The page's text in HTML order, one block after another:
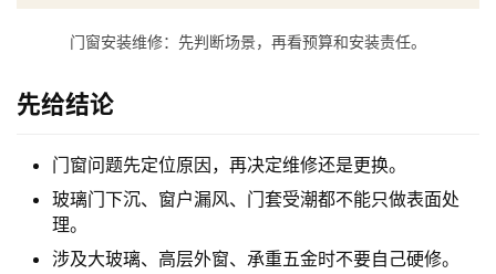
页
户
门
卧
门窗安装维修：先判断场景，再看预算和安装责任。
先给结论
门窗问题先定位原因，再决定维修还是更换。
玻璃门下沉、窗户漏风、门套受潮都不能只做表面处
理。
涉及大玻璃、高层外窗、承重五金时不要自己硬修。